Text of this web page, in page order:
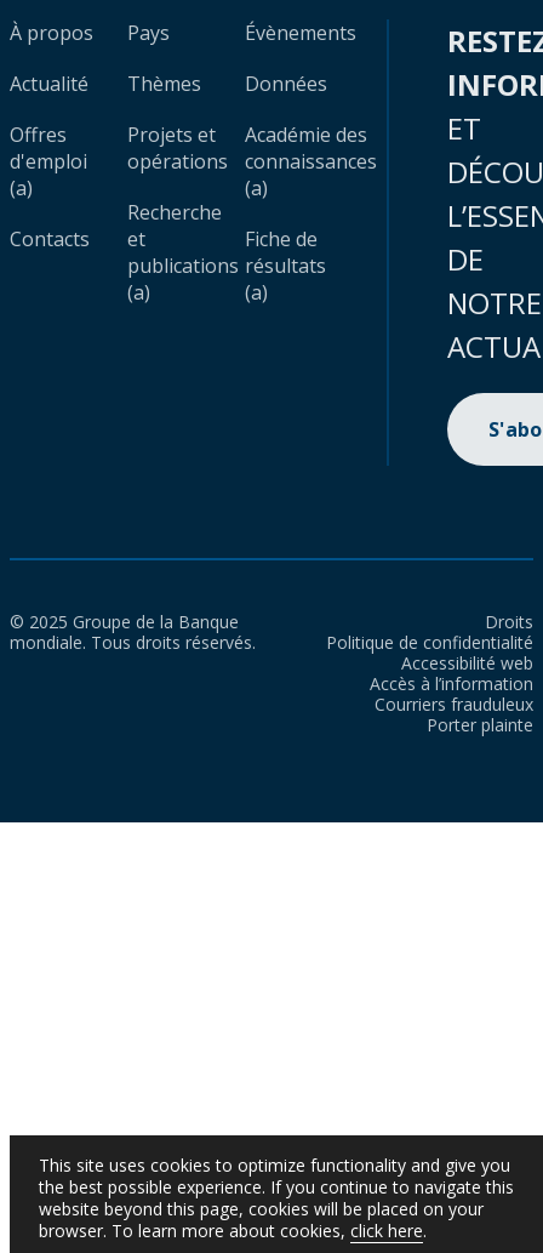
À propos
Actualité
Offres
d'emploi
(a)
Contacts
Pays
Thèmes
Projets et
opérations
Recherche
et
publications
(a)
Évènements
Données
Académie des
connaissances
(a)
Fiche de
résultats
(a)
ET
DE
NOTRE
© 2025 Groupe de la Banque
mondiale. Tous droits réservés.
Droits
Politique de confidentialité
Accessibilité web
Accès à l’information
Courriers frauduleux
Porter plainte
This site uses cookies to optimize functionality and give you
the best possible experience. If you continue to navigate this
website beyond this page, cookies will be placed on your
browser. To learn more about cookies, click here.